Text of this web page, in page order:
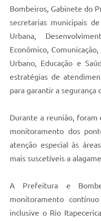
Bombeiros, Gabinete do
secretarias municipais
Urbana,
Econômico,
Urbano, Educação e
estratégias de
para garantir a segurança
Durante a reunião, foram
monitoramento dos
atenção especial às
mais suscetíveis a
A Prefeitura e
monitoramento
inclusive o Rio